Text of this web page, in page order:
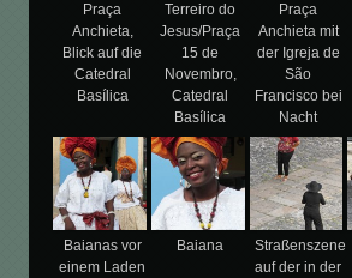
Praça
Anchieta,
Blick auf die
Catedral
Basílica
Terreiro do
Jesus/Praça
15 de
Novembro,
Catedral
Basílica
Praça
Anchieta mit
der Igreja de
São
Francisco bei
Nacht
Baianas vor
einem Laden
Baiana
Straßenszene
auf der in der